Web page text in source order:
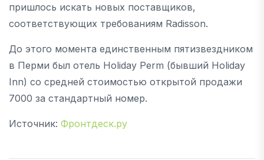
пришлось искать новых поставщиков,
соответствующих требованиям Radisson.
До этого момента единственным пятизвездником
в Перми был отель Holiday Perm (бывший Holiday
Inn) со средней стоимостью открытой продажи
7000 за стандартный номер.
Источник: Фронтдеск.ру